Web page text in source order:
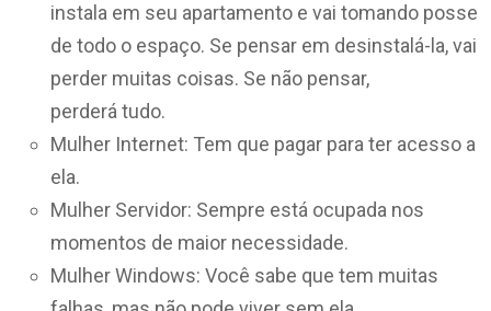
instala em seu apartamento e vai tomando posse
de todo o espaço. Se pensar em desinstalá-la, vai
perder muitas coisas. Se não pensar,
perderá tudo.
Mulher Internet: Tem que pagar para ter acesso a
ela.
Mulher Servidor: Sempre está ocupada nos
momentos de maior necessidade.
Mulher Windows: Você sabe que tem muitas